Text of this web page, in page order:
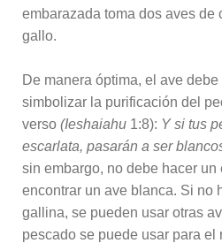
embarazada toma dos aves de
gallo.
De manera óptima, el ave
simbolizar la purificación del
verso (Ieshaiahu 1:8): Y si tus
escarlata, pasarán a ser
sin embargo, no debe hacer
encontrar un ave blanca. Si no
gallina, se pueden usar otras
pescado se puede usar para el